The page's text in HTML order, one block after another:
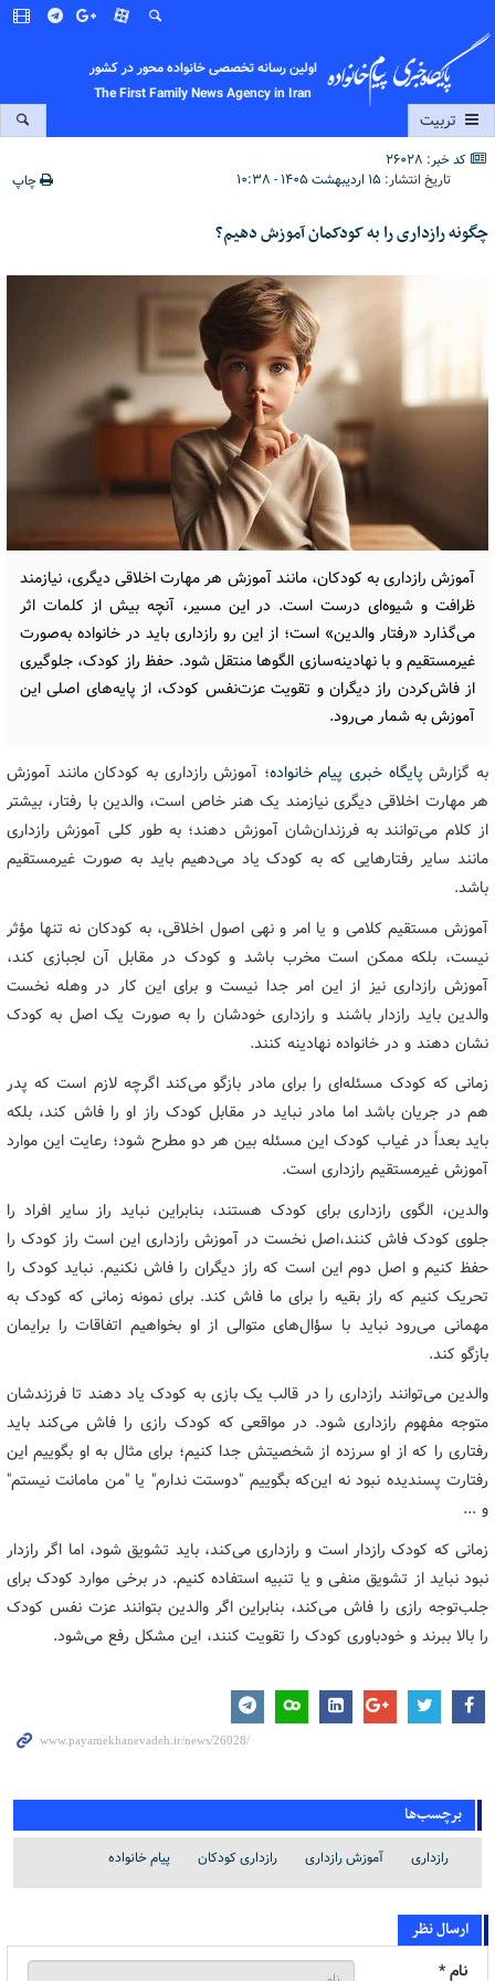
اولین رسانه تخصصی خانواده محور در کشور
The First Family News Agency in Iran
تربیت
کد خبر: 26028
تاریخ انتشار: ۱۵ اردیبهشت ۱۴۰۵ - ۱۰:۳۸ چاپ
چگونه رازداری را به کودکمان آموزش دهیم؟
آموزش رازداری به کودکان، مانند آموزش هر مهارت اخلاقی دیگری، نیازمند
ظرافت و شیوه‌ای درست است. در این مسیر، آنچه بیش از کلمات اثر
می‌گذارد «رفتار والدین» است؛ از این رو رازداری باید در خانواده به‌صورت
غیرمستقیم و با نهادینه‌سازی الگوها منتقل شود. حفظ راز کودک، جلوگیری
از فاش‌کردن راز دیگران و تقویت عزت‌نفس کودک، از پایه‌های اصلی این
آموزش به شمار می‌رود.
به گزارش پایگاه خبری پیام خانواده؛ آموزش رازداری به کودکان مانند آموزش
هر مهارت اخلاقی دیگری نیازمند یک هنر خاص است، والدین با رفتار، بیشتر
از کلام می‌توانند به فرزندان‌شان آموزش دهند؛ به طور کلی آموزش رازداری
مانند سایر رفتارهایی که به کودک یاد می‌دهیم باید به صورت غیرمستقیم
باشد.
آموزش مستقیم کلامی و یا امر و نهی اصول اخلاقی، به کودکان نه تنها مؤثر
نیست، بلکه ممکن است مخرب باشد و کودک در مقابل آن لجبازی کند،
آموزش رازداری نیز از این امر جدا نیست و برای این کار در وهله نخست
والدین باید رازدار باشند و رازداری خودشان را به صورت یک اصل به کودک
نشان دهند و در خانواده نهادینه کنند.
زمانی که کودک مسئله‌ای را برای مادر بازگو می‌کند اگرچه لازم است که پدر
هم در جریان باشد اما مادر نباید در مقابل کودک راز او را فاش کند، بلکه
باید بعداً در غیاب کودک این مسئله بین هر دو مطرح شود؛ رعایت این موارد
آموزش غیرمستقیم رازداری است.
والدین، الگوی رازداری برای کودک هستند، بنابراین نباید راز سایر افراد را
جلوی کودک فاش کنند،اصل نخست در آموزش رازداری این است راز کودک را
حفظ کنیم و اصل دوم این است که راز دیگران را فاش نکنیم. نباید کودک را
تحریک کنیم که راز بقیه را برای ما فاش کند. برای نمونه زمانی که کودک به
مهمانی می‌رود نباید با سؤال‌های متوالی از او بخواهیم اتفاقات را برایمان
بازگو کند.
والدین می‌توانند رازداری را در قالب یک بازی به کودک یاد دهند تا فرزندشان
متوجه مفهوم رازداری شود. در مواقعی که کودک رازی را فاش می‌کند باید
رفتاری را که از او سرزده از شخصیتش جدا کنیم؛ برای مثال به او بگوییم این
رفتارت پسندیده نبود نه این‌که بگوییم "دوستت ندارم" یا "من مامانت نیستم"
و ...
زمانی که کودک رازدار است و رازداری می‌کند، باید تشویق شود، اما اگر رازدار
نبود نباید از تشویق منفی و یا تنبیه استفاده کنیم. در برخی موارد کودک برای
جلب‌توجه رازی را فاش می‌کند، بنابراین اگر والدین بتوانند عزت نفس کودک
را بالا ببرند و خودباوری کودک را تقویت کنند، این مشکل رفع می‌شود.
برچسب‌ها
رازداری آموزش رازداری رازداری کودکان پیام خانواده
ارسال نظر
نام *